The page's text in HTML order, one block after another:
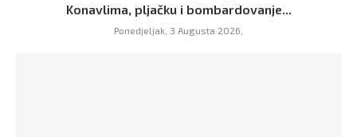
Konavlima, pljačku i bombardovanje...
Ponedjeljak, 3 Augusta 2026,